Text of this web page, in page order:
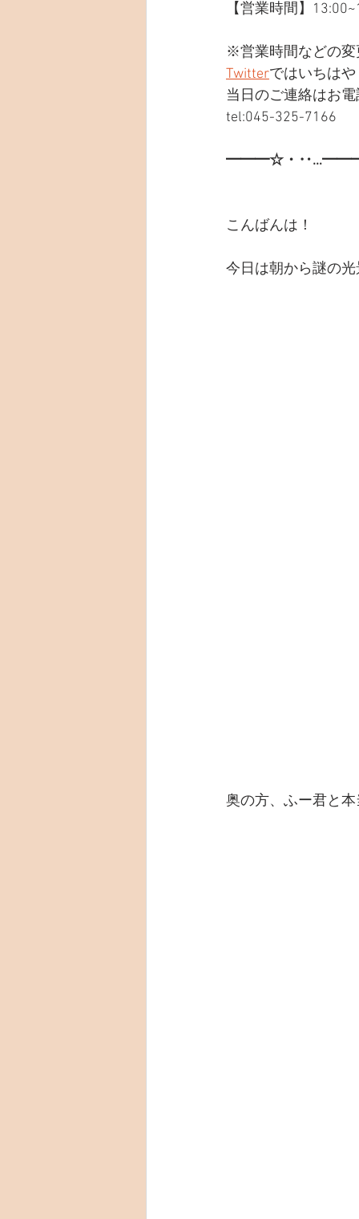
【営業時間】
※営業時間などの変
Twitterではいちはや
当日のご連絡はお
tel:045-325-7166
━━━☆・
こんばんは！
今日は朝から謎の
奥の方、ふー君と